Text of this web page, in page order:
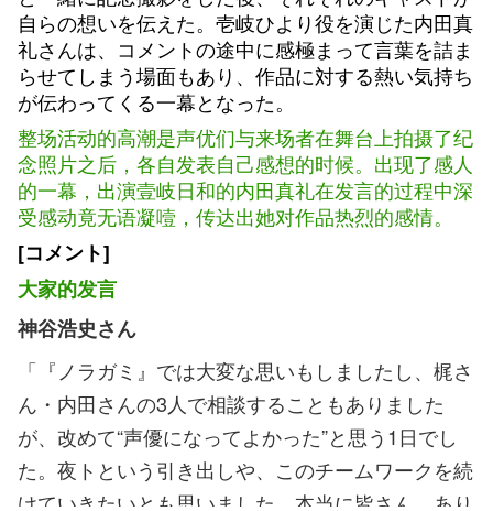
自らの想いを伝えた。壱岐ひより役を演じた内田真
礼さんは、コメントの途中に感極まって言葉を詰ま
らせてしまう場面もあり、作品に対する熱い気持ち
が伝わってくる一幕となった。
整场活动的高潮是声优们与来场者在舞台上拍摄了纪
念照片之后，各自发表自己感想的时候。出现了感人
的一幕，出演壹岐日和的内田真礼在发言的过程中深
受感动竟无语凝噎，传达出她对作品热烈的感情。
[コメント]
大家的发言
神谷浩史さん
「『ノラガミ』では大変な思いもしましたし、梶さ
ん・内田さんの3人で相談することもありました
が、改めて“声優になってよかった”と思う1日でし
た。夜トという引き出しや、このチームワークを続
けていきたいとも思いました。本当に皆さん、あり